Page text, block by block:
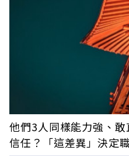
他們3人同樣能力強、
信任？「這差異」決定